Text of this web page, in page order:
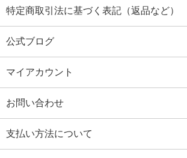
特定商取引法に基づく表記（返品など）
公式ブログ
マイアカウント
お問い合わせ
支払い方法について